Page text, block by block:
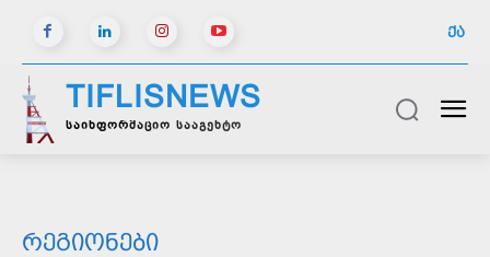
ᲥᲐ
TIFLISNEWS
საინფორმაციო სააგენტო
ᲠᲔᲒᲘᲝᲜᲔᲑᲘ